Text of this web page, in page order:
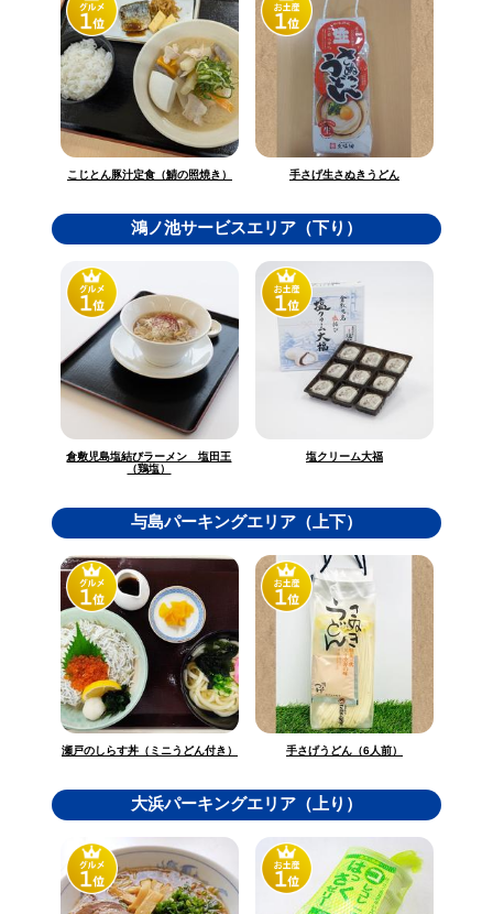
こじとん豚汁定食（鯖の照焼き） 手さげ生さぬきうどん
鴻ノ池サービスエリア（下り）
倉敷児島塩結びラーメン 塩田王
（鶏塩）
塩クリーム大福
与島パーキングエリア（上下）
瀬戸のしらす丼（ミニうどん付き） 手さげうどん（6人前）
大浜パーキングエリア（上り）